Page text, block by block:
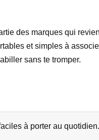
des marques qui
et simples à
sans te tromper.
à porter au quotidien.